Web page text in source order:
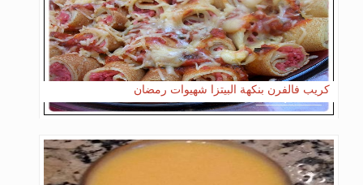
كريب فالفرن بنكهة البيتزا شهيوات رمضان